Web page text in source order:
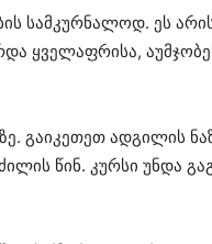
სამკურნალოდ. ეს
ყველაფრისა,
გაიკეთეთ ადგილის
წინ. კურსი უნდა